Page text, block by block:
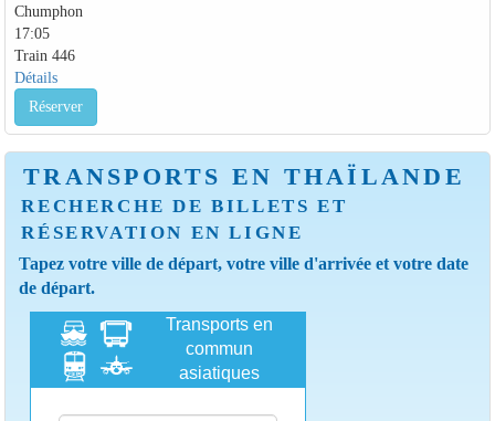
Chumphon
17:05
Train 446
Détails
Réserver
TRANSPORTS EN THAÏLANDE
RECHERCHE DE BILLETS ET
RÉSERVATION EN LIGNE
Tapez votre ville de départ, votre ville d'arrivée et votre date
de départ.
Transports en
commun
asiatiques